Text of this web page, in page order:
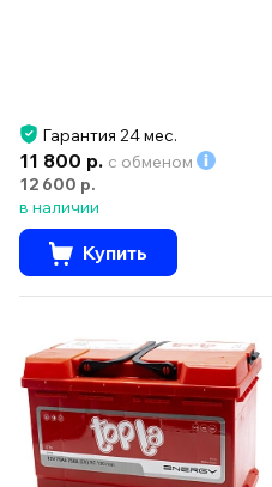
Гарантия 24 мес.
11 800 р. с обменом
12 600 р.
в наличии
Купить